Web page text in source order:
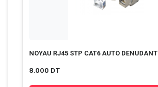
NOYAU RJ45 STP CAT6 AUTO DENUDANT
8.000 DT